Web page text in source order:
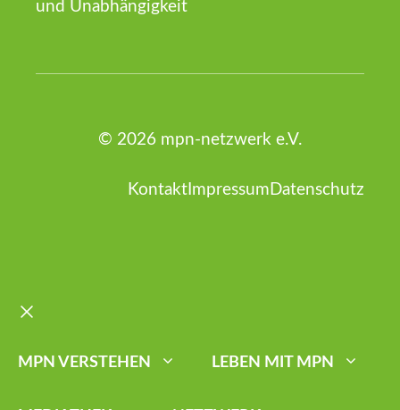
© 2026 mpn-netzwerk e.V.
Kontakt Impressum Datenschutz
MPN VERSTEHEN
LEBEN MIT MPN